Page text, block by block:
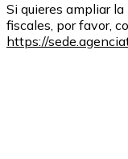
Si quieres ampliar
fiscales, por favor,
https://